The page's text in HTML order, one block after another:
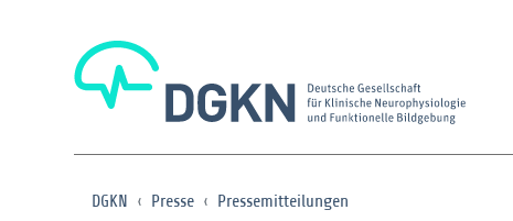
DGKN Presse Pressemitteilungen